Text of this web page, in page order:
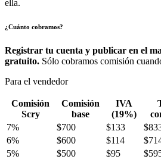
ella.
¿Cuánto cobramos?
Registrar tu cuenta y publicar en el
gratuito. Sólo cobramos comisión
Para el vendedor
Comisión
Scry
Comisión
base
IVA
(19%)
7%
$700 $133
6%
$600 $114
5%
$500 $95